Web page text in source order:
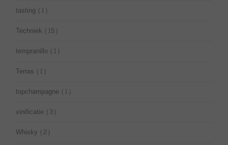
tasting (1)
Techniek (15)
tempranillo (1)
Terras (1)
topchampagne (1)
vinificatie (3)
Whisky (2)